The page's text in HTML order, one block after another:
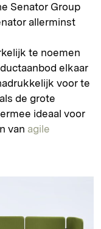
Senator Group
allerminst
te noemen
elkaar
voor te
de grote
ideaal voor
van agile